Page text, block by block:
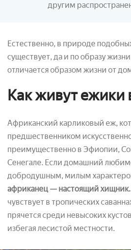
другим
Естественно, в природе
существует, да и по образу
отличается образом жизни от
Как живут ежики
Африканский карликовый еж,
предшественником
преимущественно в Эфиопии,
Сенегале. Если домашний
добродушным, милым
африканец — настоящий хищник.
чувствует в тропических
прячется среди невысоких
избегая лесистой местности.